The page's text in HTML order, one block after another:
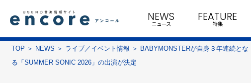
NEWS
ニュース
FEATURE
特集
TOP NEWS ライブ／イベント情報
BABYMONSTERが自身３年連続とな
る「SUMMER SONIC 2026」の出演が決定